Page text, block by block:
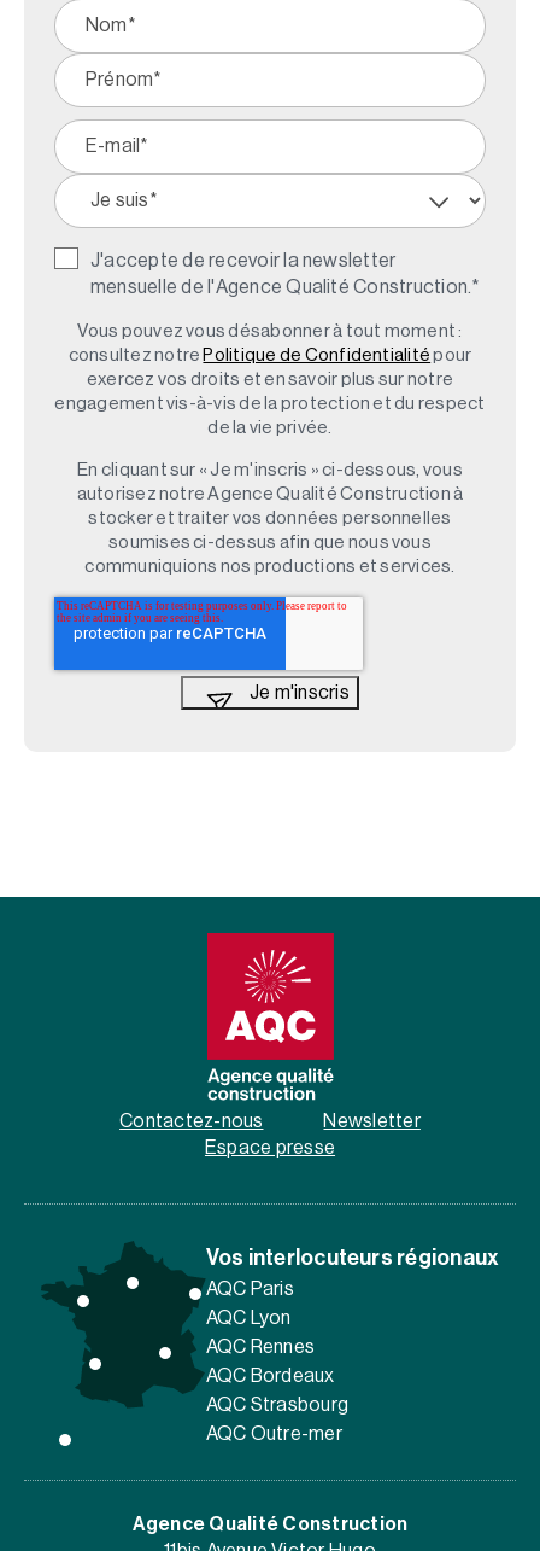
J'accepte de recevoir la newsletter
mensuelle de l'Agence Qualité Construction. *
Vous pouvez vous désabonner à tout moment :
consultez notre Politique de Confidentialité pour
exercez vos droits et en savoir plus sur notre
engagement vis-à-vis de la protection et du respect
de la vie privée.
En cliquant sur « Je m'inscris » ci-dessous, vous
autorisez notre Agence Qualité Construction à
stocker et traiter vos données personnelles
soumises ci-dessus afin que nous vous
communiquions nos productions et services.
Contactez-nous
Newsletter
Espace presse
Vos interlocuteurs régionaux
AQC Paris
AQC Lyon
AQC Rennes
AQC Bordeaux
AQC Strasbourg
AQC Outre-mer
Agence Qualité Construction